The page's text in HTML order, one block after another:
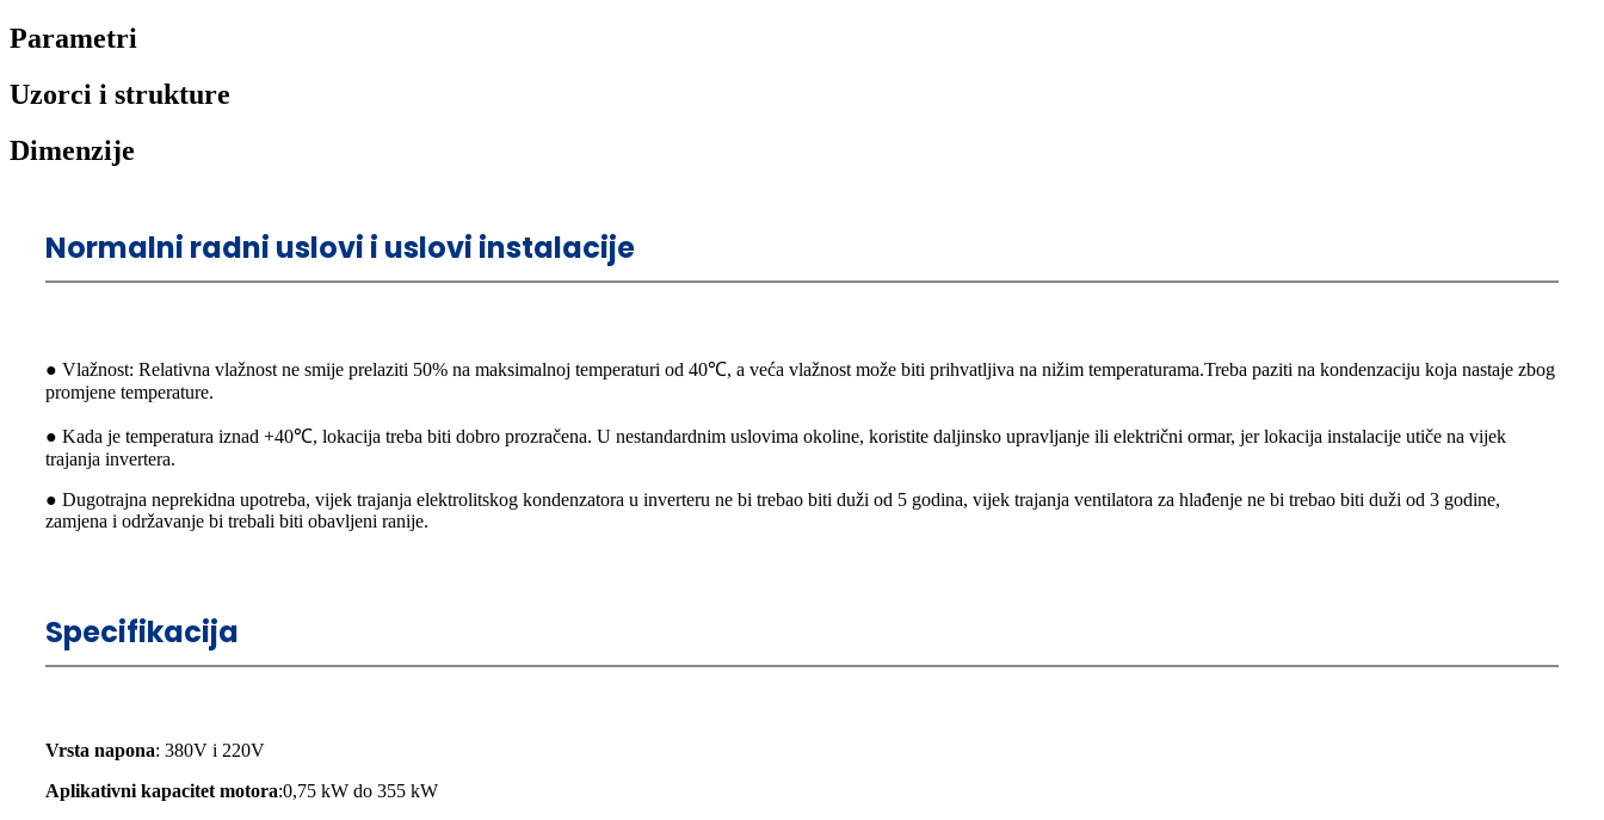
Parametri
Uzorci i strukture
Dimenzije
Normalni radni uslovi i uslovi instalacije
● Vlažnost: Relativna vlažnost ne smije prelaziti 50% na maksimalnoj temperaturi od 40℃, a veća vlažnost može biti prihvatljiva na nižim temperaturama.Treba paziti na kondenzaciju koja nastaje zbog
promjene temperature.
● Kada je temperatura iznad +40℃, lokacija treba biti dobro prozračena. U nestandardnim uslovima okoline, koristite daljinsko upravljanje ili električni ormar, jer lokacija instalacije utiče na vijek
trajanja invertera.
● Dugotrajna neprekidna upotreba, vijek trajanja elektrolitskog kondenzatora u inverteru ne bi trebao biti duži od 5 godina, vijek trajanja ventilatora za hlađenje ne bi trebao biti duži od 3 godine,
zamjena i održavanje bi trebali biti obavljeni ranije.
Specifikacija
Vrsta napona: 380V i 220V
Aplikativni kapacitet motora:0,75 kW do 355 kW